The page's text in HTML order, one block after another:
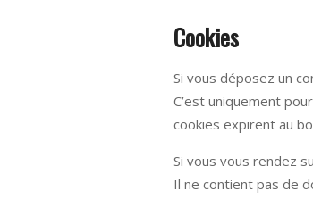
Cookies
Si vous déposez un
C’est uniquement
cookies expirent au
Si vous vous rendez
Il ne contient pas de